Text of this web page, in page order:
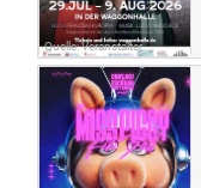
Quelle: Veranstalter